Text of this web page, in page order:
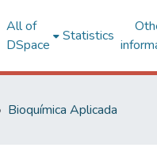
All of
DSpace
Statistics
Bioquímica Aplicada